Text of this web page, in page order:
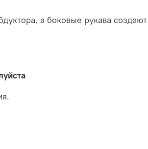
а боковые рукава